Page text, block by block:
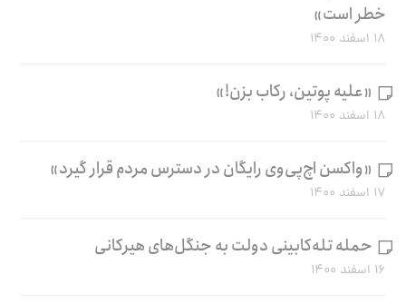
خطر است»
۱۸ اسفند ۱۴۰۰
«علیه پوتین، رکاب بزن!»
۱۸ اسفند ۱۴۰۰
«واکسن اچ‌پی‌وی رایگان در دسترس مردم قرار گیرد»
۱۷ اسفند ۱۴۰۰
حمله تله‌کابینی دولت به جنگل‌های هیرکانی
۱۶ اسفند ۱۴۰۰